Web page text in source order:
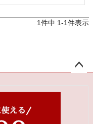
1件中 1-1件表示